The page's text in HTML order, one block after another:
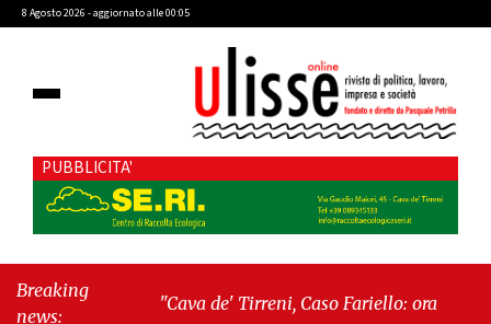
8 Agosto 2026 - aggiornato alle 00:05
PUBBLICITA'
Breaking
news:
"Cava de' Tirreni, Caso Fariello: ora torniamo ai